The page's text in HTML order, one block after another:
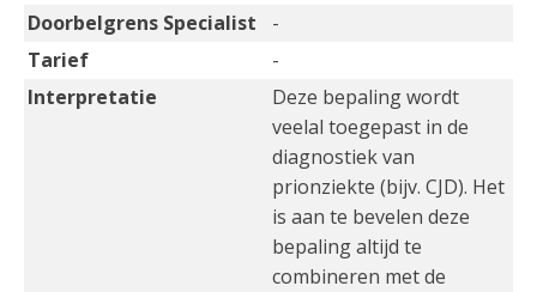
Doorbelgrens Specialist
-
Tarief
-
Interpretatie
Deze bepaling wordt
veelal toegepast in de
diagnostiek van
prionziekte (bijv. CJD). Het
is aan te bevelen deze
bepaling altijd te
combineren met de